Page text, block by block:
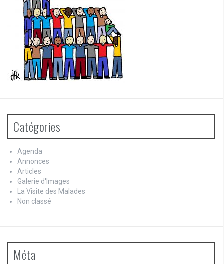
Catégories
Agenda
Annonces
Articles
Galerie d'Images
La Visite des Malades
Non classé
Méta